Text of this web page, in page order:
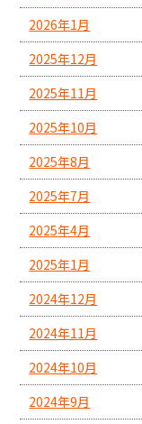
2026年1月
2025年12月
2025年11月
2025年10月
2025年8月
2025年7月
2025年4月
2025年1月
2024年12月
2024年11月
2024年10月
2024年9月